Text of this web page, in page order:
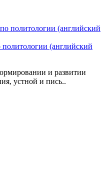
политологии (английский
и развитии
устной и пись..